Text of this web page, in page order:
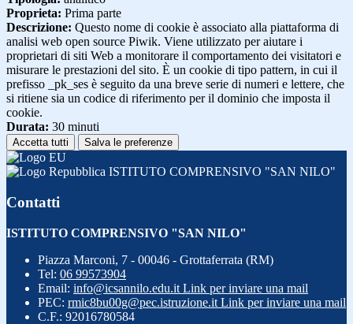
Proprieta: Prima parte
Descrizione: Questo nome di cookie è associato alla piattaforma di
analisi web open source Piwik. Viene utilizzato per aiutare i
proprietari di siti Web a monitorare il comportamento dei visitatori e
misurare le prestazioni del sito. È un cookie di tipo pattern, in cui il
prefisso _pk_ses è seguito da una breve serie di numeri e lettere, che
si ritiene sia un codice di riferimento per il dominio che imposta il
cookie.
Durata: 30 minuti
Accetta tutti Salva le preferenze
ISTITUTO COMPRENSIVO "SAN NILO"
Contatti
ISTITUTO COMPRENSIVO "SAN NILO"
Piazza Marconi, 7 - 00046 - Grottaferrata (RM)
Tel: 06 99573904
Email: info@icsannilo.edu.it Link per inviare una mail
PEC: rmic8bu00g@pec.istruzione.it Link per inviare una mail
C.F.: 92016780584